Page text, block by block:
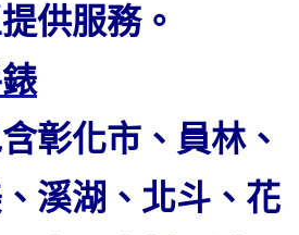
供服務。
彰化市、員林、
溪湖、北斗、花